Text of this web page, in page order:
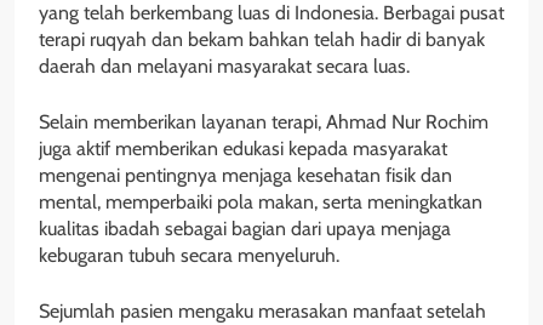
yang telah berkembang luas di Indonesia. Berbagai pusat
terapi ruqyah dan bekam bahkan telah hadir di banyak
daerah dan melayani masyarakat secara luas.
Selain memberikan layanan terapi, Ahmad Nur Rochim
juga aktif memberikan edukasi kepada masyarakat
mengenai pentingnya menjaga kesehatan fisik dan
mental, memperbaiki pola makan, serta meningkatkan
kualitas ibadah sebagai bagian dari upaya menjaga
kebugaran tubuh secara menyeluruh.
Sejumlah pasien mengaku merasakan manfaat setelah